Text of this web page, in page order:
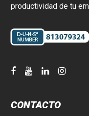
productividad de tu
CONTACTO